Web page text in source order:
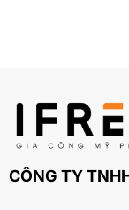
CÔNG TY